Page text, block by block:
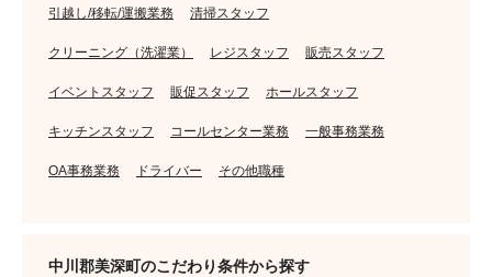
引越し/移転/運搬業務 清掃スタッフ
クリーニング（洗濯業） レジスタッフ 販売スタッフ
イベントスタッフ 販促スタッフ ホールスタッフ
キッチンスタッフ コールセンター業務 一般事務業務
OA事務業務 ドライバー その他職種
中川郡美深町のこだわり条件から探す